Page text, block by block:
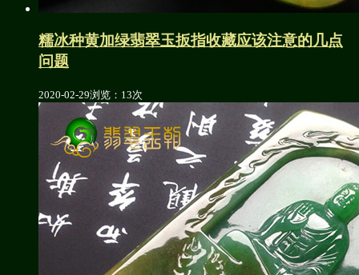
糯冰种黄加绿翡翠玉扳指收藏应该注意的几点
问题
2020-02-29浏览：13次